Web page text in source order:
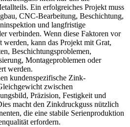
Ein erfolgreiches Projekt muss
CNC-Bearbeitung, Beschichtung,
und langfristige
verbinden. Wenn diese Faktoren vor
kann das Projekt mit Grat,
Beschichtungsproblemen,
Montageproblemen oder
werden.
kundenspezifische Zink-
zwischen
Präzision, Festigkeit und
macht den Zinkdruckguss nützlich
die eine stabile Serienproduktion
erfordern.